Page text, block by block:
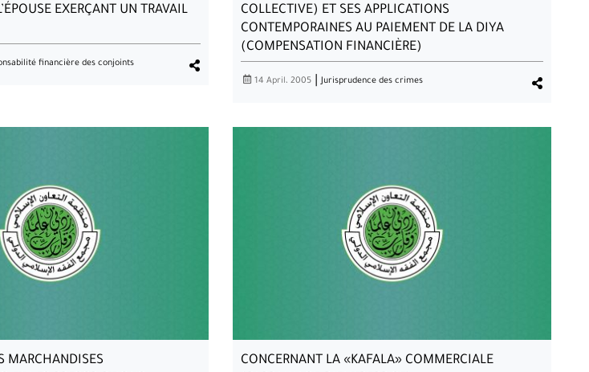
EXERÇANT UN TRAVAIL
financière des conjoints
COLLECTIVE) ET SES APPLICATIONS
CONTEMPORAINES AU PAIEMENT DE LA DIYA
(COMPENSATION FINANCIÈRE)
14 April، 2005 | Jurisprudence des crimes
NOUVELLES LECTURES DU
DES TEXTES RELIGIEUX
CONCERNANT LES MARCHANDISES
INTERNATIONALES ET LES PRESCRIPTIONS
RELATIVES A LEURS TRANSACTIONS
MARCHANDISES
CONCERNANT LA «KAFALA» COMMERCIALE